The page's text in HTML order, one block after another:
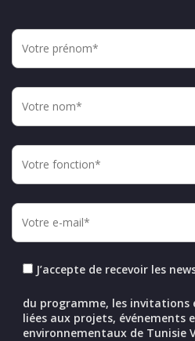
J’accepte de recevoir les
du programme, les invitations
liées aux projets, événements
environnementaux de Tunisie